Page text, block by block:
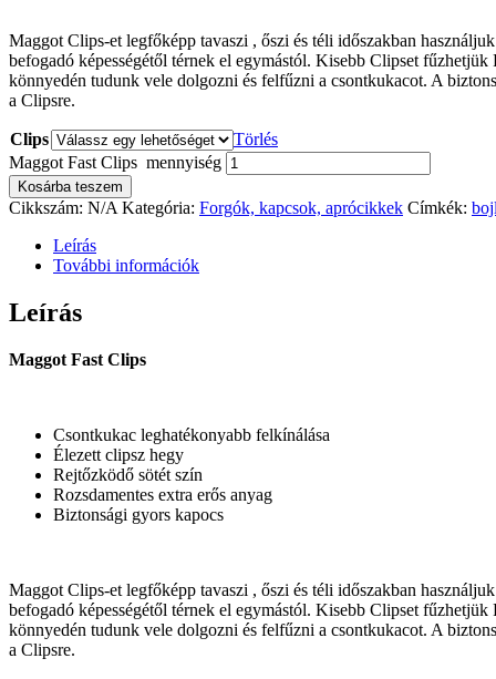
Maggot Clips-et legfőképp tavaszi , őszi és téli időszakban
befogadó képességétől térnek el egymástól. Kisebb Clipset
könnyedén tudunk vele dolgozni és felfűzni a csontkukacot. A
a Clipsre.
Clips
Törlés
Maggot Fast Clips mennyiség
Kosárba teszem
Cikkszám: N/A Kategória: Forgók, kapcsok, aprócikkek Címkék:
Leírás
További információk
Leírás
Maggot Fast Clips
Csontkukac leghatékonyabb felkínálása
Élezett clipsz hegy
Rejtőzködő sötét szín
Rozsdamentes extra erős anyag
Biztonsági gyors kapocs
Maggot Clips-et legfőképp tavaszi , őszi és téli időszakban
befogadó képességétől térnek el egymástól. Kisebb Clipset
könnyedén tudunk vele dolgozni és felfűzni a csontkukacot. A
a Clipsre.